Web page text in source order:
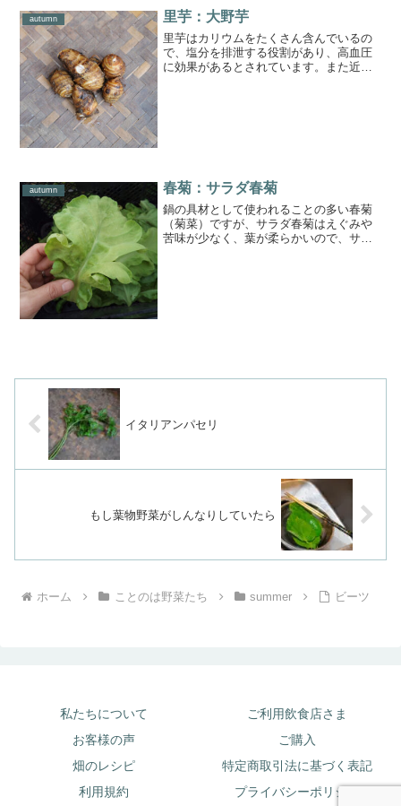
autumn 里芋：大野芋
里芋はカリウムをたくさん含んでいるの
で、塩分を排泄する役割があり、高血圧
に効果があるとされています。また近
autumn 春菊：サラダ春菊
鍋の具材として使われることの多い春菊
（菊菜）ですが、サラダ春菊はえぐみや
苦味が少なく、葉が柔らかいので、サラ
イタリアンパセリ
もし葉物野菜がしんなりしていたら
ホーム ことのは野菜たち summer ビーツ
私たちについて
ご利用飲食店さま
お客様の声
ご購入
畑のレシピ
特定商取引法に基づく表記
利用規約
プライバシーポリシー